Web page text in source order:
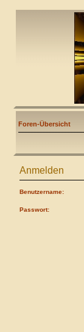
Foren-Übersicht
Anmelden
Benutzername:
Passwort: